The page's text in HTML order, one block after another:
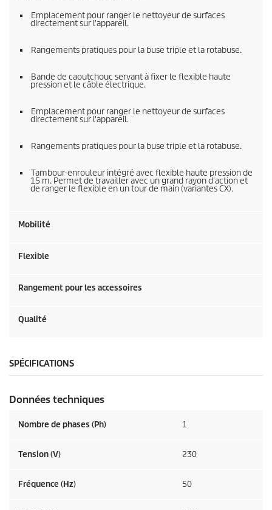
Emplacement pour ranger le nettoyeur de surfaces
directement sur l'appareil.
Rangements pratiques pour la buse triple et la rotabuse.
Bande de caoutchouc servant à fixer le flexible haute
pression et le câble électrique.
Emplacement pour ranger le nettoyeur de surfaces
directement sur l'appareil.
Rangements pratiques pour la buse triple et la rotabuse.
Tambour-enrouleur intégré avec flexible haute pression de
15 m. Permet de travailler avec un grand rayon d'action et
de ranger le flexible en un tour de main (variantes CX).
Mobilité
Flexible
Rangement pour les accessoires
Qualité
SPÉCIFICATIONS
Données techniques
Nombre de phases (Ph) 1
Tension (V) 230
Fréquence (Hz) 50